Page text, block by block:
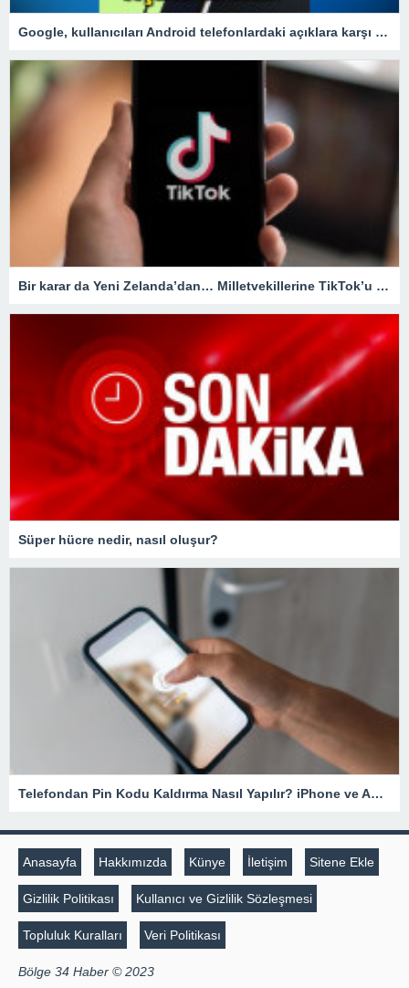
Google, kullanıcıları Android telefonlardaki açıklara karşı uyardı!
Bir karar da Yeni Zelanda’dan… Milletvekillerine TikTok’u yasaklıyorlar!
Süper hücre nedir, nasıl oluşur?
Telefondan Pin Kodu Kaldırma Nasıl Yapılır? iPhone ve Android Cihazlarda Pin Kodu Kaldırma – Teknoloji Haberleri
Anasayfa Hakkımızda Künye İletişim Sitene Ekle
Gizlilik Politikası Kullanıcı ve Gizlilik Sözleşmesi
Topluluk Kuralları Veri Politikası
Bölge 34 Haber © 2023